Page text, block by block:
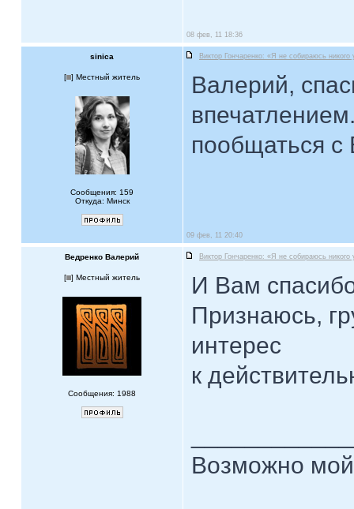
08 фев, 11 18:36
sinica Виктор Гончаренко: «Я не собираюсь никого
[ ] Местный житель
Сообщения: 159
Откуда: Минск
Валерий,
пообщаться с
09 фев, 11 20:40
Ведренко Валерий Виктор Гончаренко: «Я не собираюсь никого
[ ] Местный житель
Сообщения: 1988
И Вам
Признаюсь,
интерес
к
Возможно